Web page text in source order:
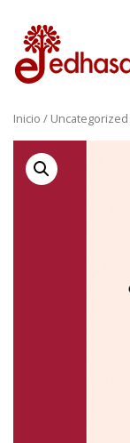
Inicio / Uncategorized